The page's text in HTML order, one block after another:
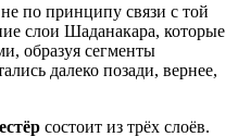
по принципу связи с той
слои Шаданакара, которые
образуя сегменты
далеко позади, вернее,
состоит из трёх слоёв.